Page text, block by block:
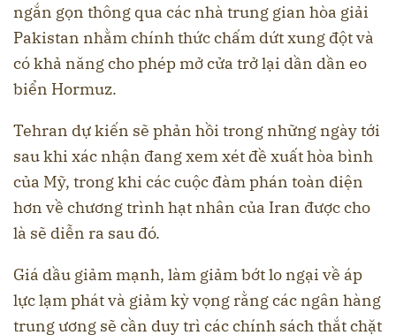
ngắn gọn thông qua các nhà trung gian hòa giải
Pakistan nhằm chính thức chấm dứt xung đột và
có khả năng cho phép mở cửa trở lại dần dần eo
biển Hormuz.
Tehran dự kiến ​​sẽ phản hồi trong những ngày tới
sau khi xác nhận đang xem xét đề xuất hòa bình
của Mỹ, trong khi các cuộc đàm phán toàn diện
hơn về chương trình hạt nhân của Iran được cho
là sẽ diễn ra sau đó.
Giá dầu giảm mạnh, làm giảm bớt lo ngại về áp
lực lạm phát và giảm kỳ vọng rằng các ngân hàng
trung ương sẽ cần duy trì các chính sách thắt chặt